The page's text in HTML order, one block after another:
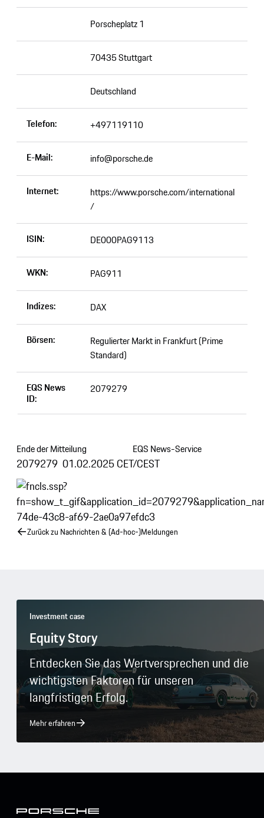
Porscheplatz 1
70435 Stuttgart
Deutschland
Telefon: +497119110
E-Mail: info@porsche.de
Internet:
https://www.porsche.com/international
/
ISIN: DE000PAG9113
WKN: PAG911
Indizes: DAX
Börsen:
Regulierter Markt in Frankfurt (Prime
Standard)
EQS News
ID:
2079279
Ende der Mitteilung EQS News-Service
2079279 01.02.2025 CET/CEST
Zurück zu Nachrichten & (Ad-hoc-)Meldungen
Investment case
Equity Story
Entdecken Sie das Wertversprechen und die
wichtigsten Faktoren für unseren
langfristigen Erfolg.
Mehr erfahren